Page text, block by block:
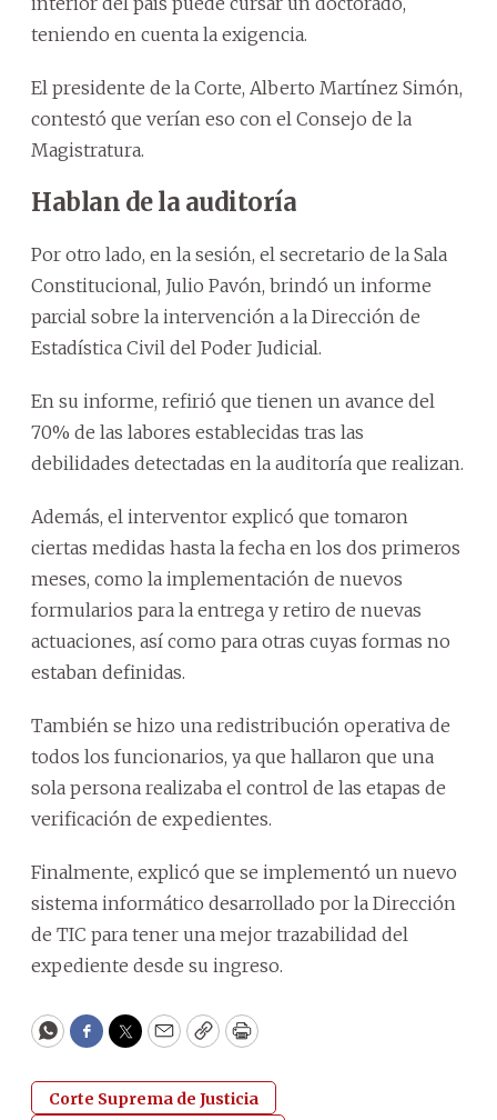
teniendo en cuenta la exigencia.
El presidente de la Corte, Alberto Martínez Simón,
contestó que verían eso con el Consejo de la
Magistratura.
Hablan de la auditoría
Por otro lado, en la sesión, el secretario de la Sala
Constitucional, Julio Pavón, brindó un informe
parcial sobre la intervención a la Dirección de
Estadística Civil del Poder Judicial.
En su informe, refirió que tienen un avance del
70% de las labores establecidas tras las
debilidades detectadas en la auditoría que realizan.
Además, el interventor explicó que tomaron
ciertas medidas hasta la fecha en los dos primeros
meses, como la implementación de nuevos
formularios para la entrega y retiro de nuevas
actuaciones, así como para otras cuyas formas no
estaban definidas.
También se hizo una redistribución operativa de
todos los funcionarios, ya que hallaron que una
sola persona realizaba el control de las etapas de
verificación de expedientes.
Finalmente, explicó que se implementó un nuevo
sistema informático desarrollado por la Dirección
de TIC para tener una mejor trazabilidad del
expediente desde su ingreso.
WhatsApp
Facebook
Twitter
EmailCopyPrint
Corte Suprema de Justicia